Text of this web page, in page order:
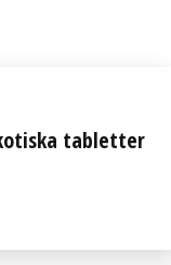
tabletter